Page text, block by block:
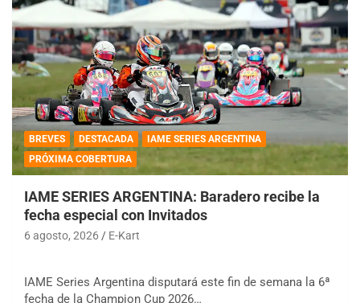
BREVES DESTACADA
IAME SERIES ARGENTINA
PRÓXIMA COBERTURA
IAME SERIES ARGENTINA: Baradero recibe la
fecha especial con Invitados
6 agosto, 2026 E-Kart
IAME Series Argentina disputará este fin de semana la 6ª
fecha de la Champion Cup 2026…